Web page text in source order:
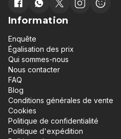
Information
Enquête
Égalisation des prix
Qui sommes-nous
Nous contacter
FAQ
Blog
Conditions générales de vente
Cookies
Politique de confidentialité
Politique d'expédition